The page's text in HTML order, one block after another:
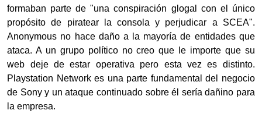
formaban parte de "una conspiración glogal con el único
propósito de piratear la consola y perjudicar a SCEA".
Anonymous no hace daño a la mayoría de entidades que
ataca. A un grupo político no creo que le importe que su
web deje de estar operativa pero esta vez es distinto.
Playstation Network es una parte fundamental del negocio
de Sony y un ataque continuado sobre él sería dañino para
la empresa.